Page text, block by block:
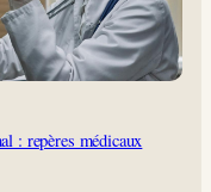
: repères médicaux